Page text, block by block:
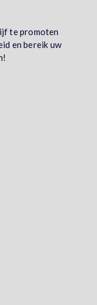
te promoten
en bereik uw